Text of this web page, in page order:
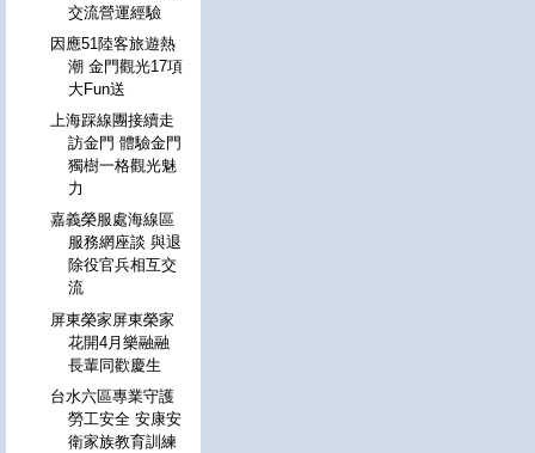
交流營運經驗
因應51陸客旅遊熱
潮 金門觀光17項
大Fun送
上海踩線團接續走
訪金門 體驗金門
獨樹一格觀光魅
力
嘉義榮服處海線區
服務網座談 與退
除役官兵相互交
流
屏東榮家屏東榮家
花開4月樂融融
長輩同歡慶生
台水六區專業守護
勞工安全 安康安
衛家族教育訓練